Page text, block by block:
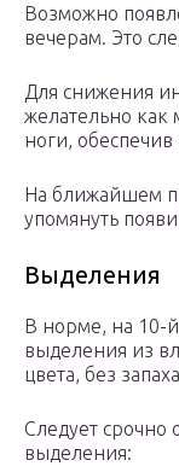
Возможно
вечерам. Это
Для снижения
желательно как
ноги,
На ближайшем
упомянуть
Выделения
В норме, на 10-
выделения из
цвета, без
Следует срочно
выделения: